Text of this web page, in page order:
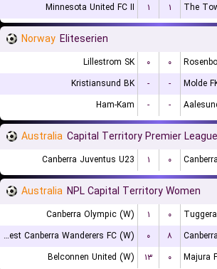
Minnesota United FC II
۱ ۱ The
Norway Eliteserien
Lillestrom SK ۰ ۰
Kristiansund BK
- -
Molde
Ham-Kam
- -
Australia Capital Territory Premier
Canberra Juventus U23 ۱ ۰
Australia NPL Capital Territory Women
Canberra Olympic (W) ۱ ۰
West Canberra Wanderers FC (W)
۰ ۸
Belconnen United (W)
۱۳ ۰ Majura